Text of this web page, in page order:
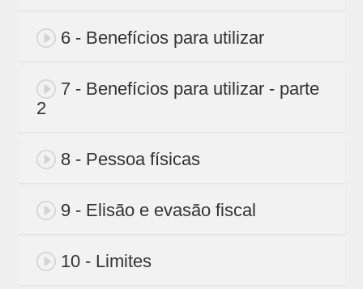
6 - Benefícios para utilizar
7 - Benefícios para utilizar - parte
2
8 - Pessoa físicas
9 - Elisão e evasão fiscal
10 - Limites